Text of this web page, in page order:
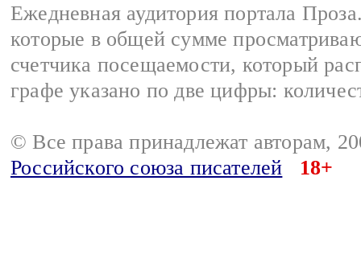
Ежедневная аудитория портала
которые в общей сумме
счетчика посещаемости, который
графе указано по две цифры:
© Все права принадлежат авторам,
Российского союза писателей
18+